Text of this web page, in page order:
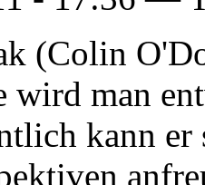
(Colin
wird man
kann